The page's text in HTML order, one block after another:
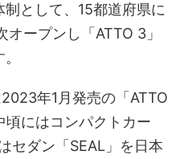
として、15都道府県に
ープンし「ATTO 3」
年1月発売の「ATTO
にはコンパクトカー
セダン「SEAL」を日本